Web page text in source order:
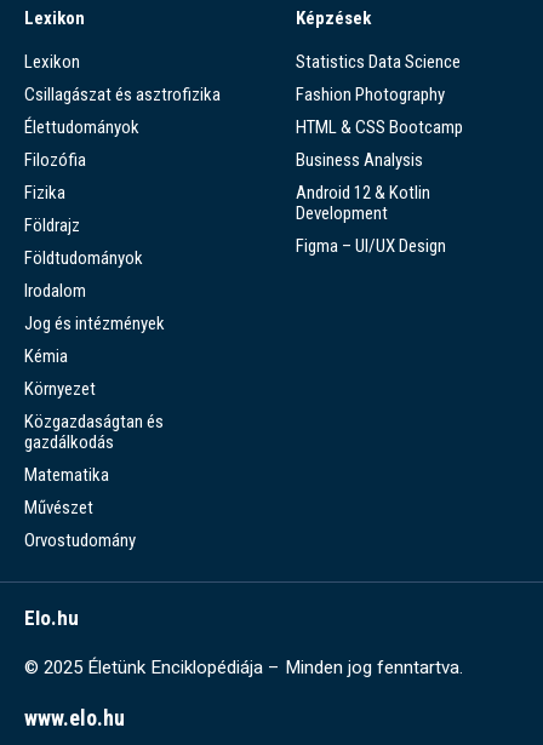
Lexikon
Lexikon
Csillagászat és asztrofizika
Élettudományok
Filozófia
Fizika
Földrajz
Földtudományok
Irodalom
Jog és intézmények
Kémia
Környezet
Közgazdaságtan és
gazdálkodás
Matematika
Művészet
Orvostudomány
Képzések
Statistics Data Science
Fashion Photography
HTML & CSS Bootcamp
Business Analysis
Android 12 & Kotlin
Development
Figma – UI/UX Design
Elo.hu
© 2025 Életünk Enciklopédiája – Minden jog fenntartva.
www.elo.hu